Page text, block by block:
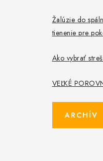
Žalúzie do
tienenie pre
Ako vybrať
VEĽKÉ
ARCHÍV